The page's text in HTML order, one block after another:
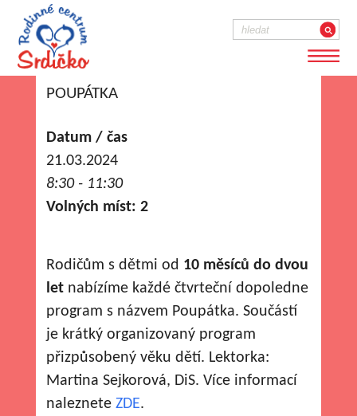
POUPÁTKA
Datum / čas
21.03.2024
8:30 - 11:30
Volných míst: 2
Rodičům s dětmi od 10 měsíců do dvou
let nabízíme každé čtvrteční dopoledne
program s názvem Poupátka. Součástí
je krátký organizovaný program
přizpůsobený věku dětí. Lektorka:
Martina Sejkorová, DiS. Více informací
nalezneteZDE.